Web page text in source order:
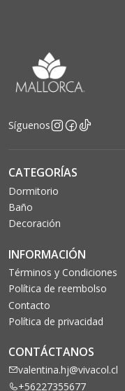
Síguenos
CATEGORÍAS
Dormitorio
Baño
Decoración
INFORMACIÓN
Términos y Condiciones
Política de reembolso
Contacto
Política de privacidad
CONTÁCTANOS
valentina.hj@vivacol.cl
+56227355677